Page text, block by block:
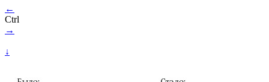
←
Ctrl
→
↓